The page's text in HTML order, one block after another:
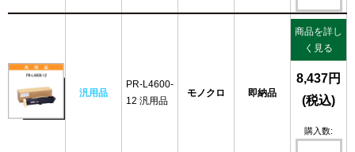
汎用品
PR-L4600-
12 汎用品
モノクロ 即納品
商品を詳し
く見る
8,437円
(税込)
購入数: